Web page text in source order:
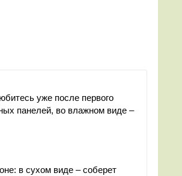
уже после первого
панелей, во влажном виде –
в сухом виде – соберет